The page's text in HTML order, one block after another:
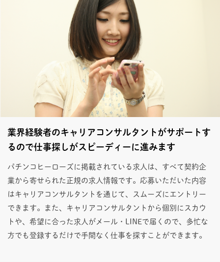
業界経験者のキャリアコンサルタントがサポートす
るので仕事探しがスピーディーに進みます
パチンコヒーローズに掲載されている求人は、すべて契約企
業から寄せられた正規の求人情報です。応募いただいた内容
はキャリアコンサルタントを通じて、スムーズにエントリー
できます。また、キャリアコンサルタントから個別にスカウ
トや、希望に合った求人がメール・LINEで届くので、多忙な
方でも登録するだけで手間なく仕事を探すことができます。